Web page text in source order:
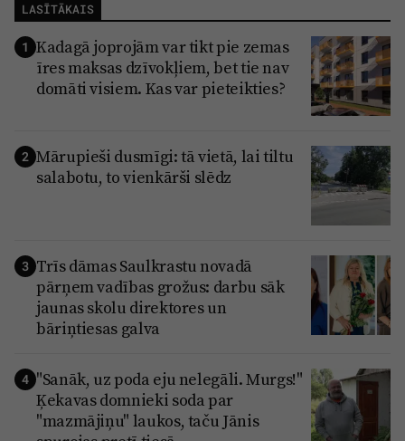
LASĪTĀKAIS
1 Kadagā joprojām var tikt pie zemas
īres maksas dzīvokļiem, bet tie nav
domāti visiem. Kas var pieteikties?
2 Mārupieši dusmīgi: tā vietā, lai tiltu
salabotu, to vienkārši slēdz
3 Trīs dāmas Saulkrastu novadā
pārņem vadības grožus: darbu sāk
jaunas skolu direktores un
bāriņtiesas galva
4 "Sanāk, uz poda eju nelegāli. Murgs!"
Ķekavas domnieki soda par
"mazmājiņu" laukos, taču Jānis